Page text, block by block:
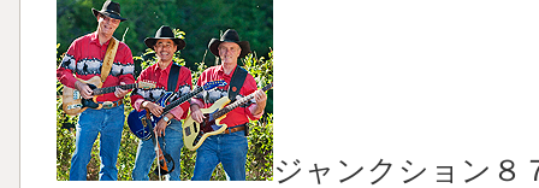
ジャンクション８